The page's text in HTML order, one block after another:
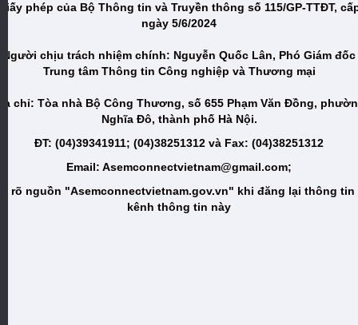
phép của Bộ Thông tin và Truyền thông số 115/GP-TTĐT,
ngày 5/6/2024
Người chịu trách nhiệm chính: Nguyễn Quốc Lân, Phó Giám đốc
Trung tâm Thông tin Công nghiệp và Thương mại
chỉ: Tòa nhà Bộ Công Thương, số 655 Phạm Văn Đồng,
Nghĩa Đô, thành phố Hà Nội.
ĐT: (04)39341911; (04)38251312 và Fax: (04)38251312
Email: Asemconnectvietnam@gmail.com;
rõ nguồn "Asemconnectvietnam.gov.vn" khi đăng lại thông tin
kênh thông tin này